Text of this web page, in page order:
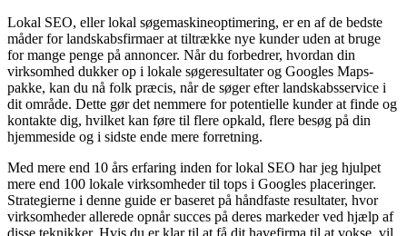
Lokal SEO, eller lokal søgemaskineoptimering, er en af de bedste
måder for landskabsfirmaer at tiltrække nye kunder uden at bruge
for mange penge på annoncer. Når du forbedrer, hvordan din
virksomhed dukker op i lokale søgeresultater og Googles Maps-
pakke, kan du nå folk præcis, når de søger efter landskabsservice i
dit område. Dette gør det nemmere for potentielle kunder at finde og
kontakte dig, hvilket kan føre til flere opkald, flere besøg på din
hjemmeside og i sidste ende mere forretning.
Med mere end 10 års erfaring inden for lokal SEO har jeg hjulpet
mere end 100 lokale virksomheder til tops i Googles placeringer.
Strategierne i denne guide er baseret på håndfaste resultater, hvor
virksomheder allerede opnår succes på deres markeder ved hjælp af
disse teknikker. Hvis du er klar til at få dit havefirma til at vokse, vil